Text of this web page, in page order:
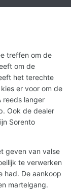
treffen om de
om de
het terechte
er voor om de
reeds langer
Ook de dealer
Sorento
geven van valse
te verwerken
had. De aankoop
martelgang.